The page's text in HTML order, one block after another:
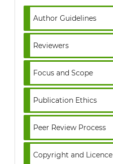
Author Guidelines
Reviewers
Focus and Scope
Publication Ethics
Peer Review Process
Copyright and Licence